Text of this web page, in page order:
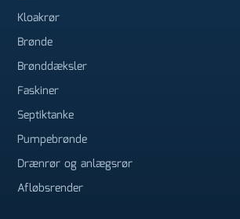
Kloakrør
Brønde
Brønddæksler
Faskiner
Septiktanke
Pumpebrønde
Drænrør og anlægsrør
Afløbsrender